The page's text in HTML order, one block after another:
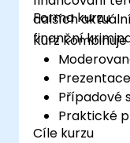
dalších
finanční
Forma kurzu
Kurz
Případové
Praktické
Cíle kurzu